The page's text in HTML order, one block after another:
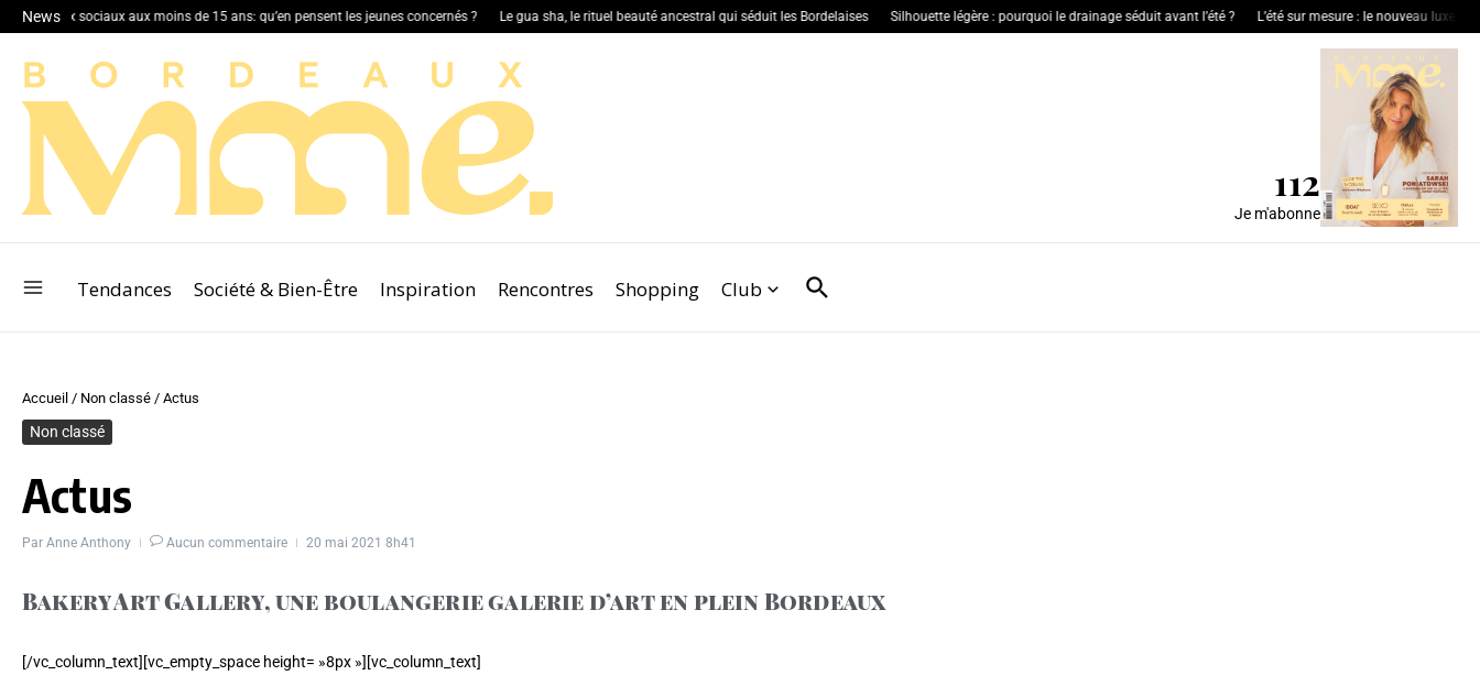
Newssociaux aux moins de 15 ans: qu’en pensent les jeunes concernés ? Le gua sha, le rituel beauté ancestral qui séduit les Bordelaises Silhouette légère : pourquoi le drainage séduit avant l’été ? L’été sur mesure : le nouveau luxe de
112
Je m'abonne
Tendances Société & Bien-Être Inspiration Rencontres Shopping Club
Accueil / Non classé / Actus
Non classé
Actus
Par Anne Anthony Aucun commentaire 20 mai 2021 8h41
Bakery Art Gallery, une boulangerie galerie d’art en plein Bordeaux
[/vc_column_text][vc_empty_space height= »8px »][vc_column_text]